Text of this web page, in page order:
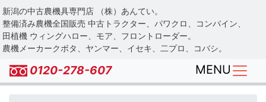
Skip
to
main
content
新潟の中古農機具専門店 （株）あんてい。
整備済み農機全国販売 中古トラクター、パワクロ、コンバイン、
田植機 ウィングハロー、モア、フロントローダー。
農機メーカークボタ、ヤンマー、イセキ、二プロ、コバシ。
0120-278-607 MENU